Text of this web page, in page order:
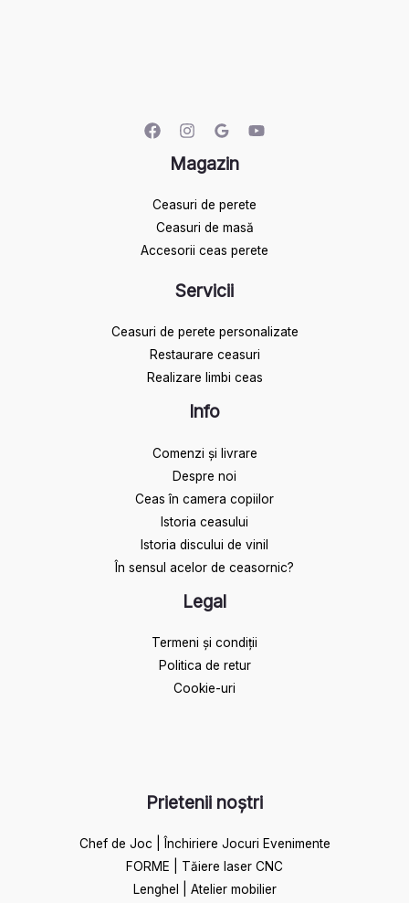
Magazin
Ceasuri de perete
Ceasuri de masă
Accesorii ceas perete
Servicii
Ceasuri de perete personalizate
Restaurare ceasuri
Realizare limbi ceas
Info
Comenzi și livrare
Despre noi
Ceas în camera copiilor
Istoria ceasului​
Istoria discului de vinil
În sensul acelor de ceasornic?
Legal
Termeni și condiții
Politica de retur
Cookie-uri
Prietenii noștri
Chef de Joc | Închiriere Jocuri Evenimente
FORME | Tăiere laser CNC
Lenghel | Atelier mobilier